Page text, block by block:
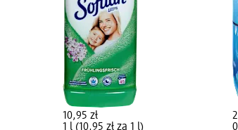
10,95 zł
1 l (10,95 zł za 1 l)